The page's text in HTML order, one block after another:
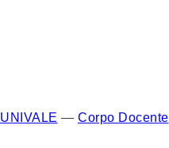
UNIVALE — Corpo Docente